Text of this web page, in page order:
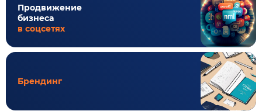
Продвижение
бизнеса
в соцсетях
Брендинг